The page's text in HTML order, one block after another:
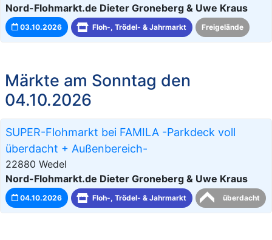
Nord-Flohmarkt.de Dieter Groneberg & Uwe Kraus
03.10.2026 Floh-, Trödel- & Jahrmarkt Freigelände
Märkte am Sonntag den
04.10.2026
SUPER-Flohmarkt bei FAMILA -Parkdeck voll
überdacht + Außenbereich-
22880 Wedel
Nord-Flohmarkt.de Dieter Groneberg & Uwe Kraus
04.10.2026 Floh-, Trödel- & Jahrmarkt überdacht